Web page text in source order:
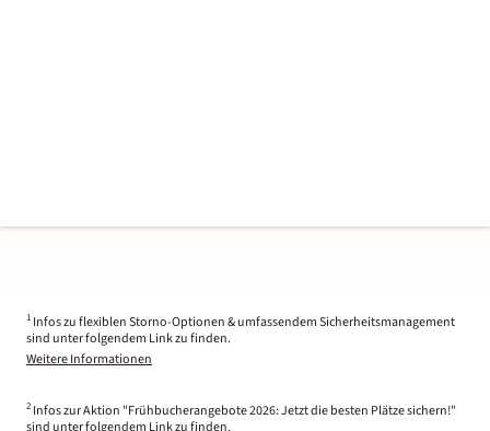
1 Infos zu flexiblen Storno-Optionen & umfassendem Sicherheitsmanagement
sind unter folgendem Link zu finden.
Weitere Informationen
2 Infos zur Aktion "Frühbucherangebote 2026: Jetzt die besten Plätze sichern!"
sind unter folgendem Link zu finden.